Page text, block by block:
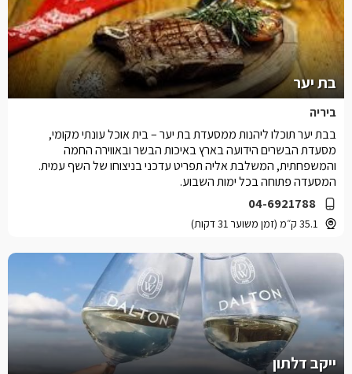
בת יער
ביריה
04-6921788
35.1 ק״מ (זמן משוער 31 דקות)
בבת יער תוכלו ליהנות ממסעדת בת יער – בית אוכל עונתי מקומי,
מסעדת הבשרים הידועה בארץ באיכות הבשר ובאווירה החמה
והמשפחתית, המשלבת אליה תפריט עדכני בניצוחו של השף עמית.
המסעדה פתוחה בכל ימות השבוע.
ייקב דלתון